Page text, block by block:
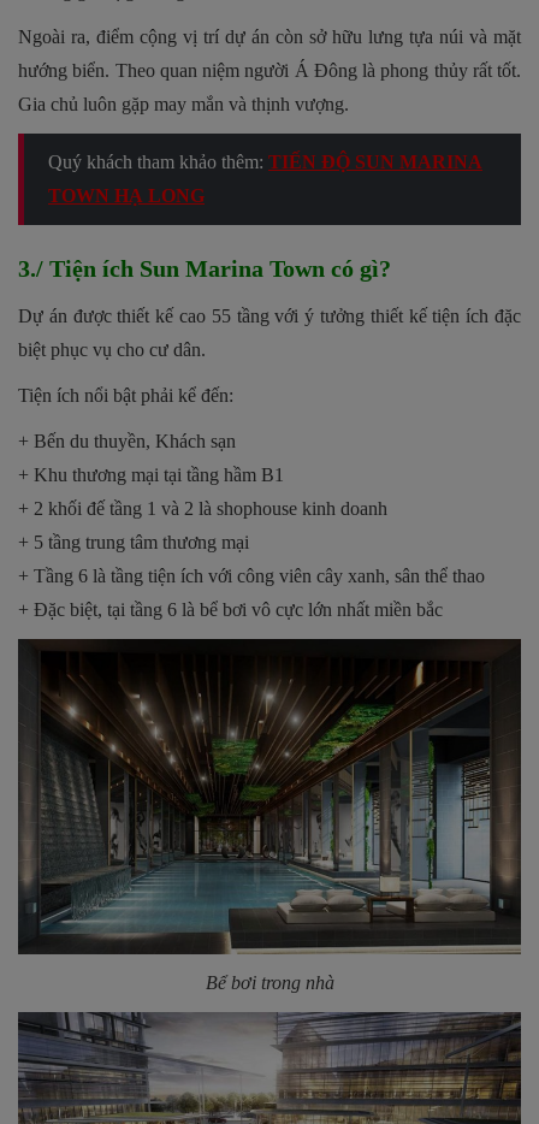
Ngoài ra, điểm cộng vị trí dự án còn sở hữu lưng tựa núi và mặt
hướng biển. Theo quan niệm người Á Đông là phong thủy rất tốt.
Gia chủ luôn gặp may mắn và thịnh vượng.
Quý khách tham khảo thêm: TIẾN ĐỘ SUN MARINA
TOWN HẠ LONG
3./ Tiện ích Sun Marina Town có gì?
Dự án được thiết kế cao 55 tầng với ý tưởng thiết kế tiện ích đặc
biệt phục vụ cho cư dân.
Tiện ích nổi bật phải kể đến:
+ Bến du thuyền, Khách sạn
+ Khu thương mại tại tầng hầm B1
+ 2 khối đế tầng 1 và 2 là shophouse kinh doanh
+ 5 tầng trung tâm thương mại
+ Tầng 6 là tầng tiện ích với công viên cây xanh, sân thể thao
+ Đặc biệt, tại tầng 6 là bể bơi vô cực lớn nhất miền bắc
Bể bơi trong nhà